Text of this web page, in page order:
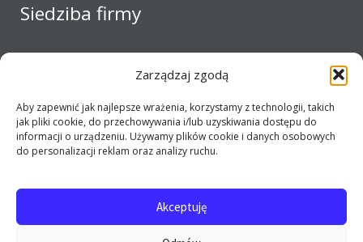
Zarządzaj zgodą
Aby zapewnić jak najlepsze wrażenia, korzystamy z technologii, takich
jak pliki cookie, do przechowywania i/lub uzyskiwania dostępu do
informacji o urządzeniu. Używamy plików cookie i danych osobowych
do personalizacji reklam oraz analizy ruchu.
Akceptuję
Siedziba firmy
Copyright 2017 - 2026 E-opel24.pl - Firma MIJ © All